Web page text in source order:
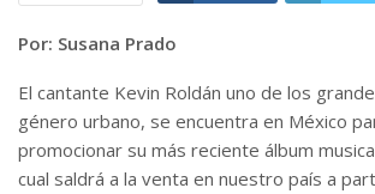
Por: Susana Prado
El cantante Kevin Roldán uno de los
género urbano, se encuentra en México
promocionar su más reciente álbum
cual saldrá a la venta en nuestro país a